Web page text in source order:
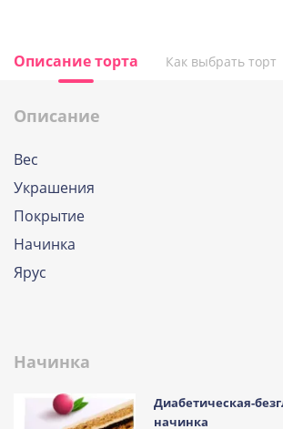
Описание торта Как выбрать торт
Описание
Вес
Украшения
Покрытие
Начинка
Ярус
Начинка
Диабетическая-
начинка